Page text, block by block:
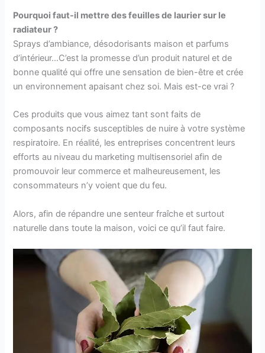
Pourquoi faut-il mettre des feuilles de laurier sur le
radiateur ?
Sprays d’ambiance, désodorisants maison et parfums
d’intérieur…C’est la promesse d’un produit naturel et de
bonne qualité qui offre une sensation de bien-être et crée
un environnement apaisant chez soi. Mais est-ce vrai ?
Ces produits que vous aimez tant sont faits de
composants nocifs susceptibles de nuire à votre système
respiratoire. En réalité, les entreprises concentrent leurs
efforts au niveau du marketing multisensoriel afin de
promouvoir leur commerce et malheureusement, les
consommateurs n’y voient que du feu.
Alors, afin de répandre une senteur fraîche et surtout
naturelle dans toute la maison, voici ce qu’il faut faire.